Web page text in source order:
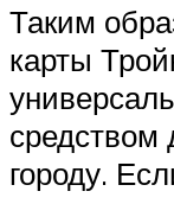
Таким
карты
городу.